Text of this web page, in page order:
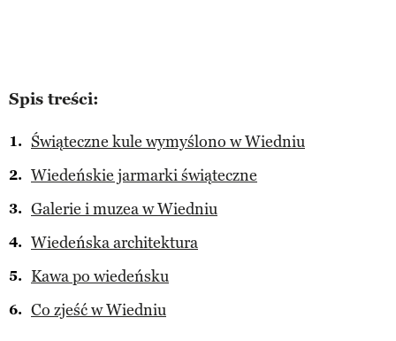
Spis treści:
Świąteczne kule wymyślono w Wiedniu
Wiedeńskie jarmarki świąteczne
Galerie i muzea w Wiedniu
Wiedeńska architektura
Kawa po wiedeńsku
Co zjeść w Wiedniu